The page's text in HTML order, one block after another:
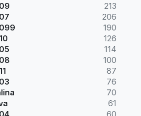
213
206
190
126
114
100
87
76
70
61
60